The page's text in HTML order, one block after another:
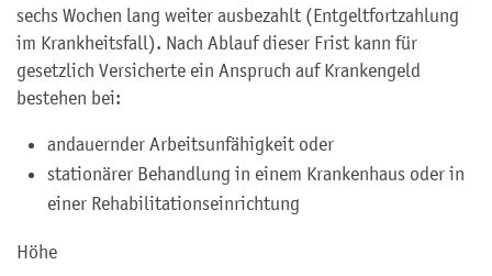
sechs Wochen lang weiter ausbezahlt (Entgeltfortzahlung
im Krankheitsfall). Nach Ablauf dieser Frist kann für
gesetzlich Versicherte ein Anspruch auf Krankengeld
bestehen bei:
andauernder Arbeitsunfähigkeit oder
stationärer Behandlung in einem Krankenhaus oder in
einer Rehabilitationseinrichtung
Höhe